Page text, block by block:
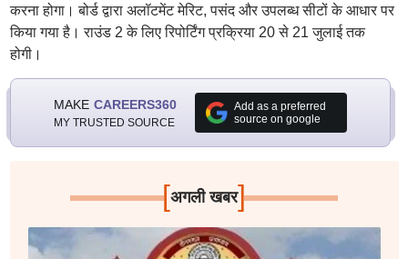
करना होगा। बोर्ड द्वारा अलॉटमेंट मेरिट, पसंद और उपलब्ध सीटों के आधार पर
किया गया है। राउंड 2 के लिए रिपोर्टिंग प्रक्रिया 20 से 21 जुलाई तक
होगी।
MAKE CAREERS360
MY TRUSTED SOURCE
Add as a preferred
source on google
[अगली खबर]